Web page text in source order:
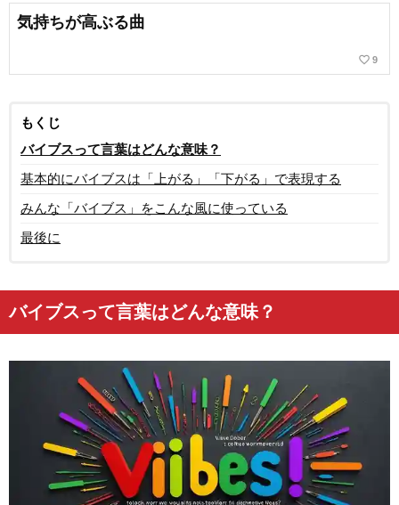
気持ちが高ぶる曲
favorite_border 9
もくじ
バイブスって言葉はどんな意味？
基本的にバイブスは「上がる」「下がる」で表現する
みんな「バイブス」をこんな風に使っている
最後に
バイブスって言葉はどんな意味？